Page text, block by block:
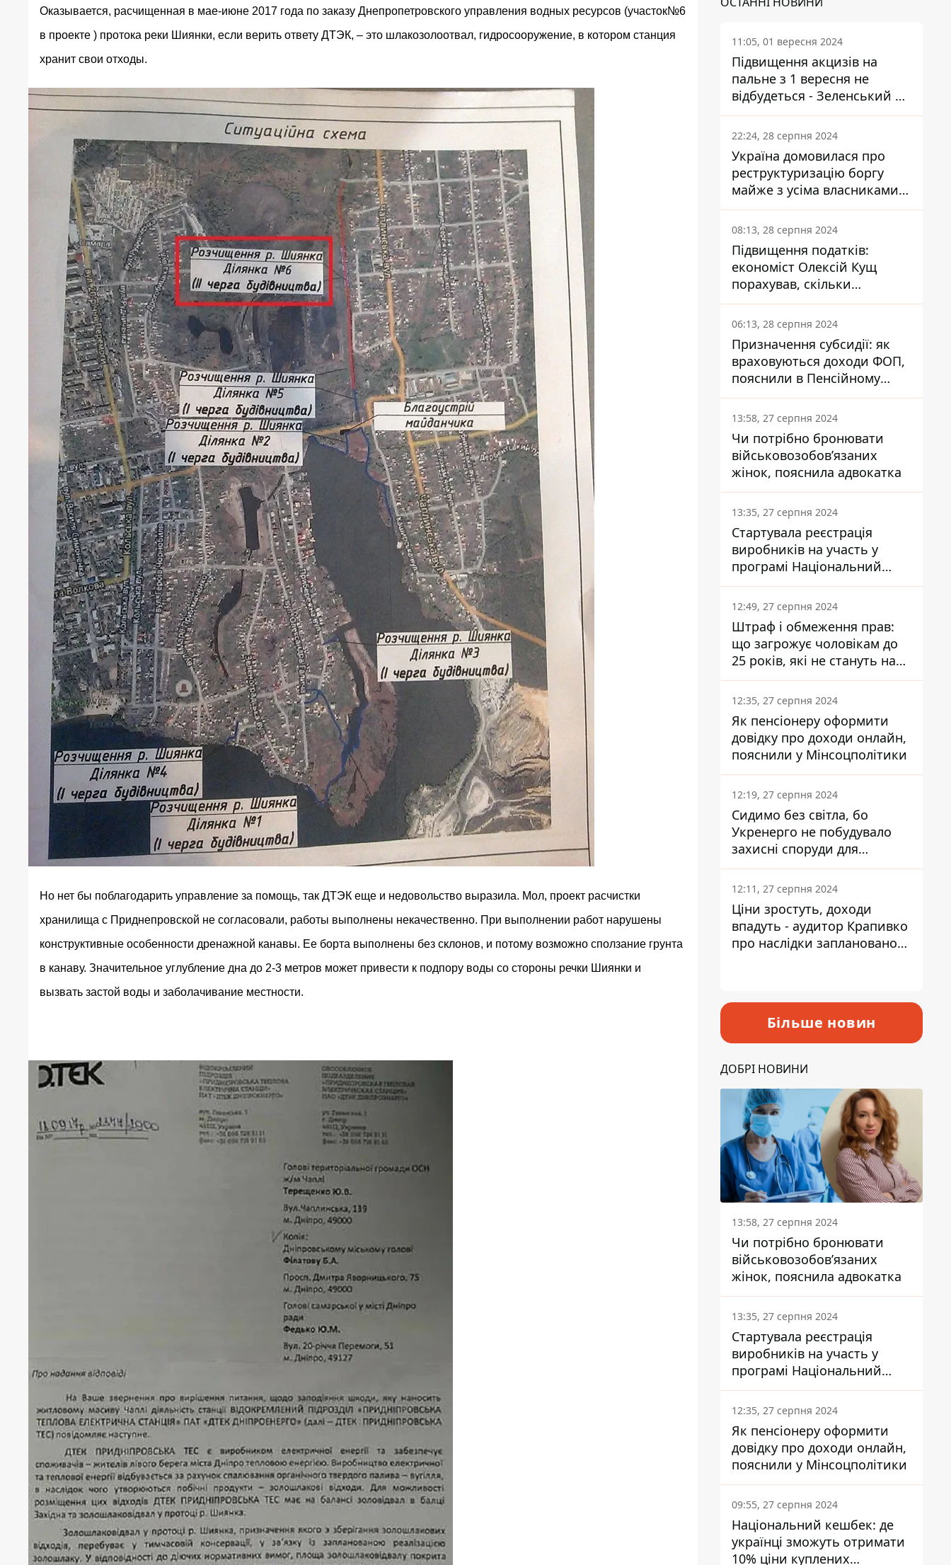
Оказывается, расчищенная в мае-июне 2017 года по заказу Днепропетровского управления водных ресурсов (участок№6
в проекте ) протока реки Шиянки, если верить ответу ДТЭК, – это шлакозолоотвал, гидросооружение, в котором станция
хранит свои отходы.
Но нет бы поблагодарить управление за помощь, так ДТЭК еще и недовольство выразила. Мол, проект расчистки
хранилища с Приднепровской не согласовали, работы выполнены некачественно. При выполнении работ нарушены
конструктивные особенности дренажной канавы. Ее борта выполнены без склонов, и потому возможно сползание грунта
в канаву. Значительное углубление дна до 2-3 метров может привести к подпору воды со стороны речки Шиянки и
вызвать застой воды и заболачивание местности.
11:05, 01 вересня 2024
Підвищення акцизів на
пальне з 1 вересня не
відбудеться - Зеленський не
підписав закон
22:24, 28 серпня 2024
Україна домовилася про
реструктуризацію боргу
майже з усіма власниками
єврооблігацій: що це
означає для країни
08:13, 28 серпня 2024
Підвищення податків:
економіст Олексій Кущ
порахував, скільки
заплатить кожен українець
06:13, 28 серпня 2024
Призначення субсидії: як
враховуються доходи ФОП,
пояснили в Пенсійному
фонді
13:58, 27 серпня 2024
Чи потрібно бронювати
військовозобов’язаних
жінок, пояснила адвокатка
13:35, 27 серпня 2024
Стартувала реєстрація
виробників на участь у
програмі Національний
кешбек: як це зробити
через портал Дія
12:49, 27 серпня 2024
Штраф і обмеження прав:
що загрожує чоловікам до
25 років, які не стануть на
військовий облік
12:35, 27 серпня 2024
Як пенсіонеру оформити
довідку про доходи онлайн,
пояснили у Мінсоцполітики
12:19, 27 серпня 2024
Сидимо без світла, бо
Укренерго не побудувало
захисні споруди для
енергетики - нардеп
Кучеренко
12:11, 27 серпня 2024
Ціни зростуть, доходи
впадуть - аудитор Крапивко
про наслідки запланованого
Більше новин
ДОБРІ НОВИНИ
13:58, 27 серпня 2024
Чи потрібно бронювати
військовозобов’язаних
жінок, пояснила адвокатка
13:35, 27 серпня 2024
Стартувала реєстрація
виробників на участь у
програмі Національний
кешбек: як це зробити
через портал Дія
12:35, 27 серпня 2024
Як пенсіонеру оформити
довідку про доходи онлайн,
пояснили у Мінсоцполітики
09:55, 27 серпня 2024
Національний кешбек: де
українці зможуть отримати
10% ціни куплених